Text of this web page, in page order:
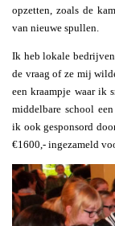
opzetten, zoals de
van nieuwe spullen.
Ik heb lokale
de vraag of ze mij
een kraampje waar ik
middelbare school
ik ook gesponsord
€1600,- ingezameld